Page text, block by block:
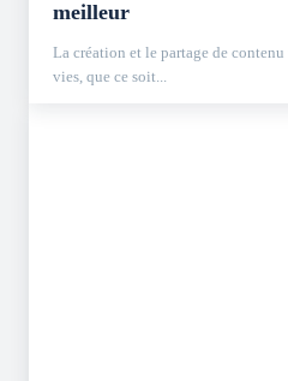
meilleur
La création et le partage de
vies, que ce soit...